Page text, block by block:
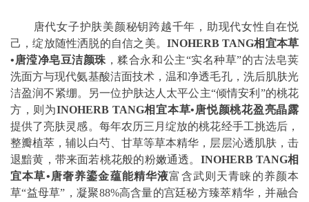
唐代女子护肤美颜秘钥跨越千年，助现代女性自在悦
己，绽放随性洒脱的自信之美。 INOHERB TANG相宜本草
•唐滢净皂豆洁颜珠 ，糅合永和公主“实名种草”的古法皂荚
洗面方与现代氨基酸洁面技术，温和净透毛孔，洗后肌肤光
洁盈润不紧绷。另一位护肤达人太平公主“倾情安利”的桃花
方，则为INOHERB TANG相宜本草•唐悦颜桃花盈亮晶露
提供了亮肤灵感。每年农历三月绽放的桃花经手工挑选后，
整瓣植萃，辅以白芍、甘草等草本精华，层层沁透肌肤，击
退黯黄，带来面若桃花般的粉嫩通透。 INOHERB TANG相
宜本草•唐奢养鎏金蕴能精华液富含武则天青睐的养颜本
草“益母草”，凝聚88%高含量的宫廷秘方臻萃精华，并融合